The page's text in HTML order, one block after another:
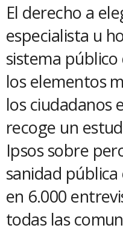
El derecho a
especialista u
sistema público
los elementos
los ciudadanos
recoge un
Ipsos sobre
sanidad pública
en 6.000
todas las